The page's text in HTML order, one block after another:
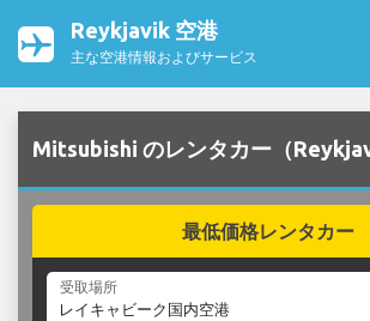
Reykjavik 空港
主な空港情報およびサービス
Mitsubishi のレンタカー（
最低価格レンタカー
受取場所